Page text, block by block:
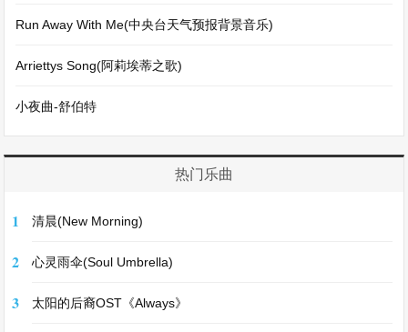
Run Away With Me(中央台天气预报背景音乐)
Arriettys Song(阿莉埃蒂之歌)
小夜曲-舒伯特
热门乐曲
1 清晨(New Morning)
2 心灵雨伞(Soul Umbrella)
3 太阳的后裔OST《Always》